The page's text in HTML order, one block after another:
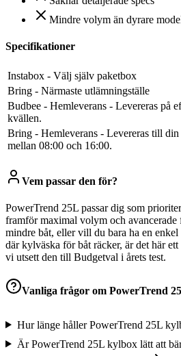
Mindre volym än dyrare
Specifikationer
Instabox - Välj själv paketbox
Bring - Närmaste utlämningställe
Budbee - Hemleverans - Levereras på
kvällen.
Bring - Hemleverans - Levereras till din
mellan 08:00 och 16:00.
Vem passar den för?
PowerTrend 25L passar dig som
framför maximal volym och avancerade
mindre båt, eller vill du bara ha en
där kylväska för båt räcker, är det här
vi utsett den till Budgetval i årets test.
Vanliga frågor om PowerTrend
Hur länge håller PowerTrend 25L
Är PowerTrend 25L kylbox lätt att